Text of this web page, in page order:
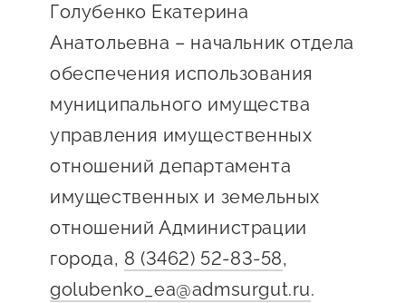
Общая информация
Органы управления и надзора
Документы
Контакты
Вакансии
Голубенко Екатерина
Анатольевна – начальник отдела
обеспечения использования
муниципального имущества
управления имущественных
отношений департамента
имущественных и земельных
отношений Администрации
города, 8 (3462) 52-83-58,
golubenko_ea@admsurgut.ru.